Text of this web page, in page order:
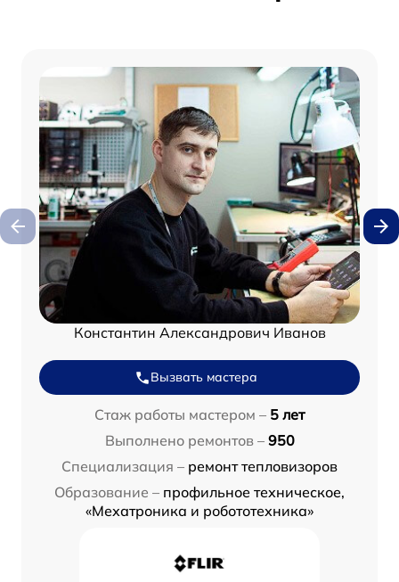
Константин Александрович Иванов
Вызвать мастера
Стаж работы мастером – 5 лет
Выполнено ремонтов – 950
Специализация – ремонт тепловизоров
Образование – профильное техническое,
«Мехатроника и робототехника»